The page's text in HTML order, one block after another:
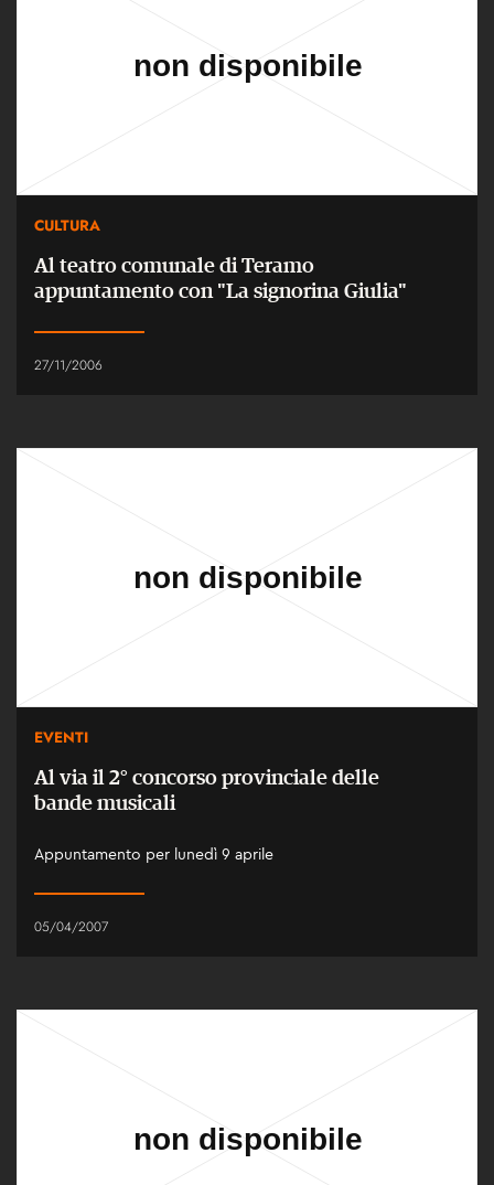
CULTURA
Al teatro comunale di Teramo
appuntamento con "La signorina Giulia"
27/11/2006
EVENTI
Al via il 2° concorso provinciale delle
bande musicali
Appuntamento per lunedì 9 aprile
05/04/2007